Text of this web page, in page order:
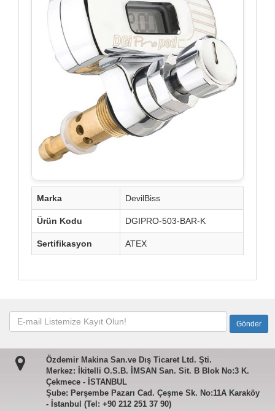
Marka DevilBiss
Ürün Kodu DGIPRO-503-BAR-K
Sertifikasyon ATEX
Özdemir Makina San.ve Dış Ticaret Ltd. Şti.
Merkez: İkitelli O.S.B. İMSAN San. Sit. B Blok No:3 K.
Çekmece - İSTANBUL
Şube: Perşembe Pazarı Cad. Çeşme Sk. No:11A Karaköy
- İstanbul (Tel: +90 212 251 37 90)